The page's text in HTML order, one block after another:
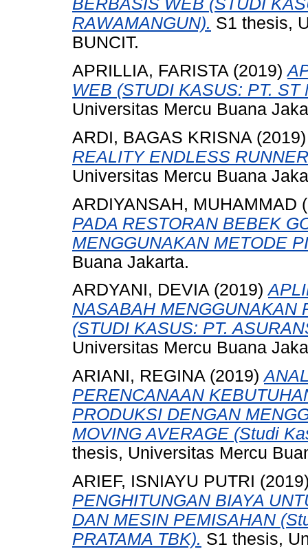
BERBASIS WEB (STUDI
RAWAMANGUN). S1 thesis,
BUNCIT.
APRILLIA, FARISTA (2019)
WEB (STUDI KASUS: PT. ST
Universitas Mercu Buana
ARDI, BAGAS KRISNA
REALITY ENDLESS
Universitas Mercu Buana
ARDIYANSAH, MUHAMMAD
PADA RESTORAN BEBEK
MENGGUNAKAN METODE
Buana Jakarta.
ARDYANI, DEVIA (2019)
NASABAH MENGGUNAKAN
(STUDI KASUS: PT.
Universitas Mercu Buana
ARIANI, REGINA (2019)
PERENCANAAN
PRODUKSI DENGAN
MOVING AVERAGE (Studi
thesis, Universitas Mercu
ARIEF, ISNIAYU PUTRI
PENGHITUNGAN BIAYA
DAN MESIN PEMISAHAN
PRATAMA TBK). S1 thesis,